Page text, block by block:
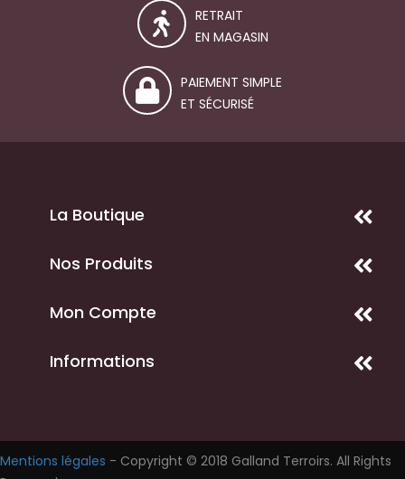
RETRAIT
EN MAGASIN
PAIEMENT SIMPLE
ET SÉCURISÉ
La Boutique
Nos Produits
Mon Compte
Informations
Mentions légales - Copyright © 2018 Galland Terroirs. All Rights